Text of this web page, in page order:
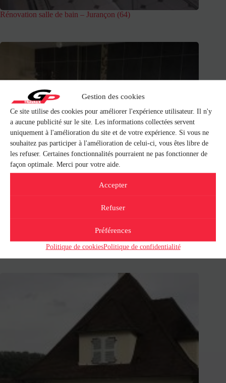
Gestion des cookies
Ce site utilise des cookies pour améliorer l'expérience utilisateur. Il n'y
a aucune publicité sur le site. Les informations collectées servent
uniquement à l'amélioration du site et de votre expérience. Si vous ne
souhaitez pas participer à l'amélioration de celui-ci, vous êtes libre de
les refuser. Certaines fonctionnalités pourraient ne pas fonctionner de
façon optimale. Merci pour votre aide.
Accepter
Refuser
Préférences
Politique de cookiesPolitique de confidentialité
Rénovation salle de bain – Jurançon (64)
Rénovation d’une salle de bain – Pau (64)